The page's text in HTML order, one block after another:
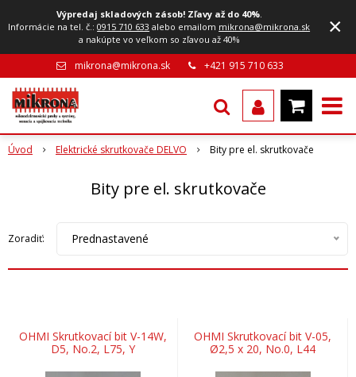
Výpredaj skladových zásob! Zľavy až do 40%.
Informácie na tel. č.:0915 710 633 alebo emailom mikrona@mikrona.sk
a nakúpte vo veľkom so zľavou až 40%
×
mikrona@mikrona.sk +421 915 710 633
Úvod Elektrické skrutkovače DELVO Bity pre el. skrutkovače
Bity pre el. skrutkovače
Zoradiť: Prednastavené
OHMI Skrutkovací bit V-14W,
D5, No.2, L75, Y
OHMI Skrutkovací bit V-05,
Ø2,5 x 20, No.0, L44